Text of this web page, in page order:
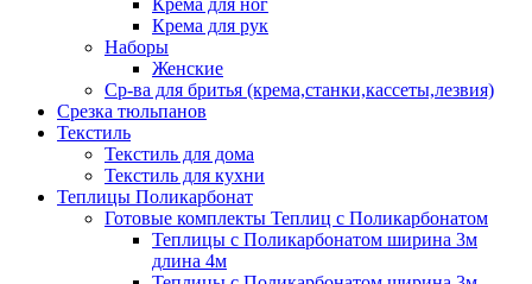
Крема для ног
Крема для рук
Наборы
Женские
Ср-ва для бритья (крема,станки,кассеты,лезвия)
Срезка тюльпанов
Текстиль
Текстиль для дома
Текстиль для кухни
Теплицы Поликарбонат
Готовые комплекты Теплиц с Поликарбонатом
Теплицы с Поликарбонатом ширина 3м
длина 4м